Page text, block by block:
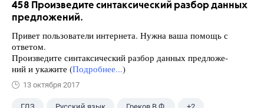
458 Произведите синтаксический разбор данных
предложений.
Привет пользователи интернета. Нужна ваша помощь с
ответом.
Произведите синтаксический разбор данных предложе-
ний и укажите (Подробнее...)
13 октября 2017